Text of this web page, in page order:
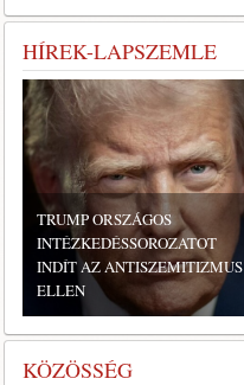
HÍREK-LAPSZEMLE
TRUMP ORSZÁGOS
INTÉZKEDÉSSOROZATOT
INDÍT AZ ANTISZEMITIZMUS
ELLEN
KÖZÖSSÉG